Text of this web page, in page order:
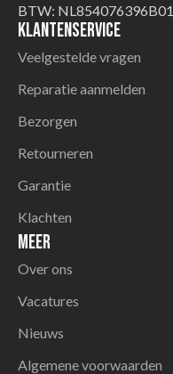
BTW: NL854076396B01
Klantenservice
Veelgestelde vragen
Reparatie aanmelden
Bezorgen
Retourneren
Garantie
Klachten
Meer
Over ons
Vacatures
Nieuws
Algemene voorwaarden